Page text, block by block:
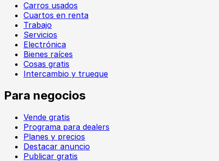
Carros usados
Cuartos en renta
Trabajo
Servicios
Electrónica
Bienes raíces
Cosas gratis
Intercambio y trueque
Para negocios
Vende gratis
Programa para dealers
Planes y precios
Destacar anuncio
Publicar gratis